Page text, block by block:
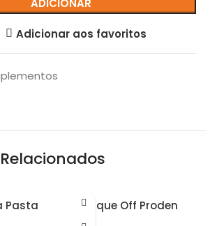
ADICIONAR
Adicionar aos favoritos
Pasta
Plaque Off Proden